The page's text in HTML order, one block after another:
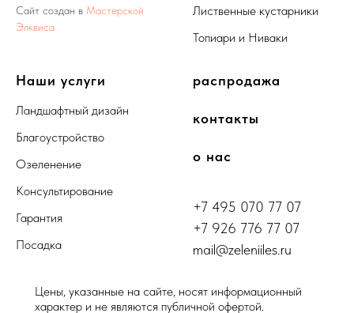
Сайт создан в Мастерской
Элквиса
Лиственные кустарники
Топиари и Ниваки
Наши услуги
Ландшафтный дизайн
Благоустройство
Озеленение
Консультирование
Гарантия
Посадка
распродажа
контакты
о нас
+7 495 070 77 07
+7 926 776 77 07
mail@zeleniiles.ru
Цены, указанные на сайте, носят информационный
характер и не являются публичной офертой.